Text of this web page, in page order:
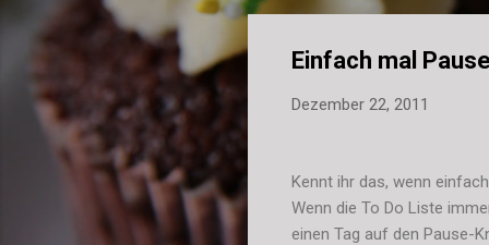
Einfach mal
Dezember 22, 2011
Kennt ihr das, wenn
Wenn die To Do Liste
einen Tag auf den Pause-